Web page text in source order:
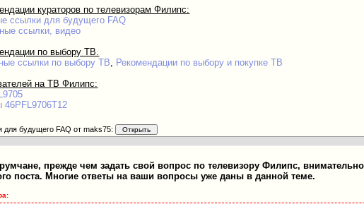
кураторов по телевизорам Филипс:
ссылки для будущего FAQ
ссылки, видео
по выбору ТВ.
ссылки по выбору ТВ, Рекомендации по выбору и покупке ТВ
на ТВ Филипс:
46PFL9706T12
для будущего FAQ от maks75:
прежде чем задать свой вопрос по телевизору Филипс,
поста. Многие ответы на ваши вопросы уже даны в данной теме.